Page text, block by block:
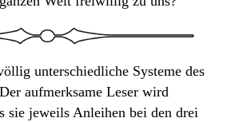
unterschiedliche Systeme des
aufmerksame Leser wird
sie jeweils Anleihen bei den drei